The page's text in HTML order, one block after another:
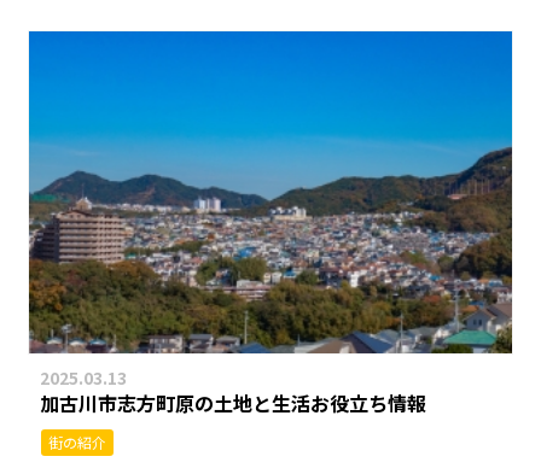
2025.03.13
加古川市志方町原の土地と生活お役立ち情報
街の紹介